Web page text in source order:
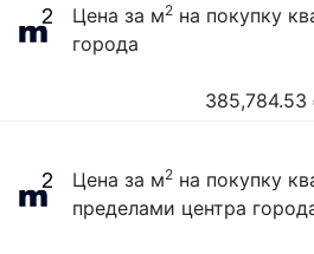
Цена за м2 на покупку
города
385,784.53
Цена за м2 на покупку
пределами центра